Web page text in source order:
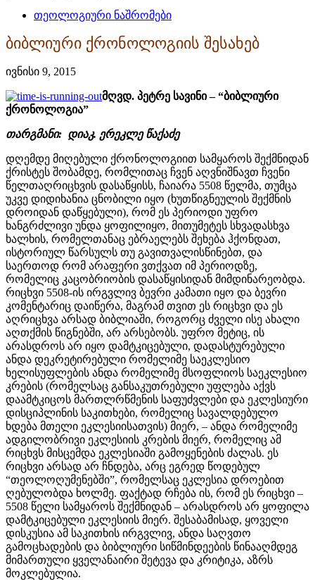
თეოლოგიური ნაშრომები
ბიბლიური ქრონოლოგიის შესახებ
ივნისი 9, 2015
მღვდ. პეტრე სავინი – “ბიბლიური
ქრონოლოგია”
თარგმანი: დიაკ. ერეკლე წაქაძე
დღემდე მიღებული ქრონოლოგიით სამყაროს შექმნიდან
ქრისტეს შობამდე, რომლითაც ჩვენ აღვნიშნავთ ჩვენი
წელთაღრიცხვის დასაწყისს, ჩაიარა 5508 წელმა, თუმცა
უკვე დიდიხანია ცნობილი იყო (ხუთწიგნეულის შექმნის
დროიდან დაწყებული), რომ ეს პერიოდი უფრო
ხანგრძლივი უნდა ყოფილიყო, მითუმეტეს სხვადასხვა
ხალხის, რომელთანაც ებრაელებს შეხება ჰქონდათ,
ისტორიულ წარსულს თუ გავითვალისწინებთ, და
საერთოდ რომ არაფერი ვთქვათ იმ პერიოდზე,
რომელიც კაცობრიობის დასაწყისიდან მიმდინარეობდა.
რიცხვი 5508-ის ირგვლივ ბევრი კამათი იყო და ბევრი
კომენტარიც დაიწერა, მაგრამ თვით ეს რიცხვი და ეს
აღრიცხვა არსად ბიბლიაში, როგორც ძველი ისე ახალი
აღთქმის წიგნებში, არ არსებობს. უფრო მეტიც, ის
არასდროს არ იყო დამტკიცებული, დადასტურებული
ანდა დეკრეტირებული რომელიმე საეკლესიო
ხელისუფლების ანდა რომელიმე მსოფლიოს საეკლესიო
კრების (რომელსაც განსაკუთრებული უფლება აქვს
დაამტკიცოს მართლრწმენის საფუძვლები და ეკლესიური
დისციპლინის საკითხები, რომელიც სავალდებულო
ხდება მთელი ეკლესიისათვის) მიერ, – ანდა რომელიმე
ადგილობრივი ეკლესიის კრების მიერ, რომელიც ამ
რიცხვს მისცემდა ეკლესიაში გამოყენების ძალას. ეს
რიცხვი არსად არ ჩნდება, არც ეგრედ წოდებულ
“თეოლოღუმენებში”, რომელსაც ეკლესია დროებით
ღებულობდა ხოლმე. ფაქტად რჩება ის, რომ ეს რიცხვი –
5508 წელი სამყაროს შექმნიდან – არასდროს არ ყოფილა
დამტკიცებული ეკლესიის მიერ. შესაბამისად, ყოველი
დისკუსია ამ საკითხის ირგვლივ, ანდა საღვთო
გამოცხადების და ბიბლიური სიწმინდეების წინააღმდეგ
მიმართული ყველანაირი შეტევა და კრიტიკა, აზრს
მოკლებულია.